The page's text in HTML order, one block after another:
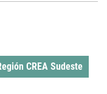
CREA Sudeste